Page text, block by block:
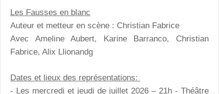
Les Fausses en blanc
Auteur et metteur en scène : Christian Fabrice
Avec Ameline Aubert, Karine Barranco, Christian
Fabrice, Alix Llionandg
Dates et lieux des représentations:
- Les mercredi et jeudi de juillet 2026 – 21h - Théâtre